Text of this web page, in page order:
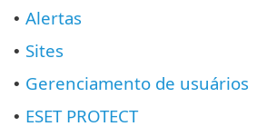
• Alertas
• Sites
• Gerenciamento de usuários
• ESET PROTECT